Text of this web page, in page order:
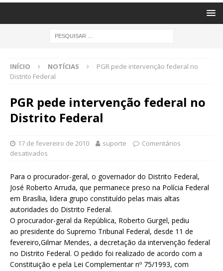
INÍCIO NOTÍCIAS
PGR pede intervenção federal no
Distrito Federal
PGR pede intervenção federal no
Distrito Federal
17 de fevereiro de 2010 suporte
Comentários
desativados
Para o procurador-geral, o governador do Distrito Federal,
José Roberto Arruda, que permanece preso na Polícia Federal
em Brasília, lidera grupo constituído pelas mais altas
autoridades do Distrito Federal.
O procurador-geral da República, Roberto Gurgel, pediu
ao presidente do Supremo Tribunal Federal, desde 11 de
fevereiro,Gilmar Mendes, a decretação da intervenção federal
no Distrito Federal. O pedido foi realizado de acordo com a
Constituição e pela Lei Complementar nº 75/1993, com